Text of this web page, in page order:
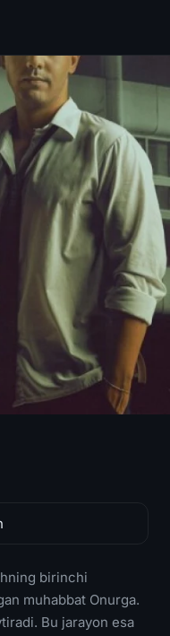
birinchi
muhabbat Onurga.
Bu jarayon esa